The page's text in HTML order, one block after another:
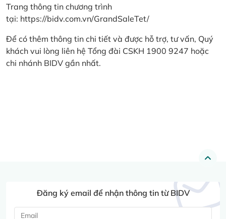
Trang thông tin chương trình
tại: https://bidv.com.vn/GrandSaleTet/
Để có thêm thông tin chi tiết và được hỗ trợ, tư vấn, Quý
khách vui lòng liên hệ Tổng đài CSKH 1900 9247 hoặc
chi nhánh BIDV gần nhất.
Đăng ký email để nhận thông tin từ BIDV